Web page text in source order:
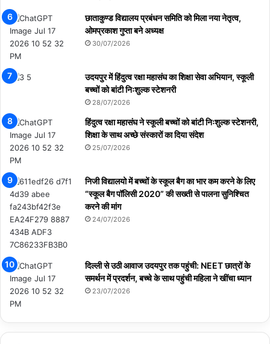
छाताकुण्ड विद्यालय प्रबंधन समिति को मिला नया नेतृत्व,
ओमप्रकाश गुप्ता बने अध्यक्ष
30/07/2026
उदयपुर में हिंदुत्व रक्षा महासंघ का शिक्षा सेवा अभियान, स्कूली
बच्चों को बांटी निःशुल्क स्टेशनरी
28/07/2026
हिंदुत्व रक्षा महासंघ ने स्कूली बच्चों को बांटी निःशुल्क स्टेशनरी,
शिक्षा के साथ अच्छे संस्कारों का दिया संदेश
25/07/2026
निजी विद्यालयो में बच्चों के स्कूल बैग का भार कम करने के लिए
“स्कूल बैग पॉलिसी 2020” की सख्ती से पालना सुनिश्चित
करने की मांग
24/07/2026
दिल्ली से उठी आवाज उदयपुर तक पहुंची: NEET छात्रों के
समर्थन में प्रदर्शन, बच्चे के साथ पहुंची महिला ने खींचा ध्यान
23/07/2026